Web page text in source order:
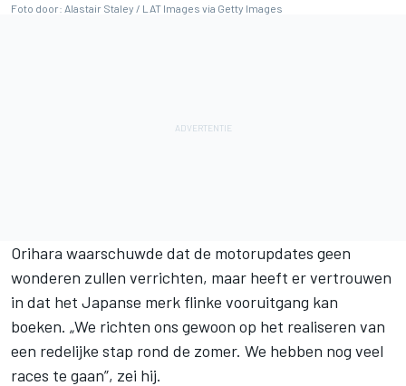
Foto door: Alastair Staley / LAT Images via Getty Images
Orihara waarschuwde dat de motorupdates geen
wonderen zullen verrichten, maar heeft er vertrouwen
in dat het Japanse merk flinke vooruitgang kan
boeken. „We richten ons gewoon op het realiseren van
een redelijke stap rond de zomer. We hebben nog veel
races te gaan”, zei hij.